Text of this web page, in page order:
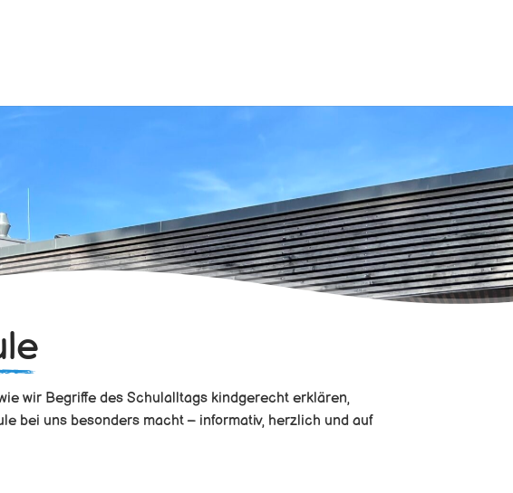
wir Begriffe des Schulalltags kindgerecht erklären,
bei uns besonders macht – informativ, herzlich und auf